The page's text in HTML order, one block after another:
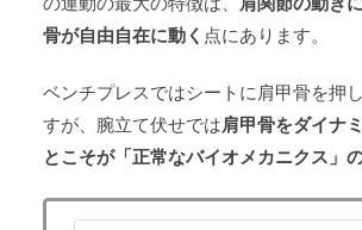
骨が自由自在に動く 点にあります。
ベンチプレスではシートに肩甲骨を押
すが、腕立て伏せでは肩甲骨をダイナ
とこそが「正常なバイオメカニクス」